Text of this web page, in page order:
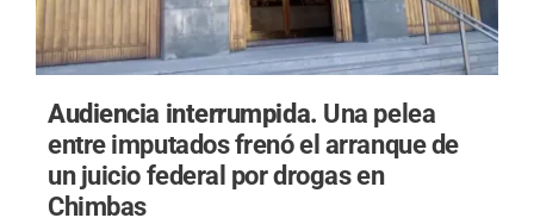
Audiencia interrumpida. Una pelea
entre imputados frenó el arranque de
un juicio federal por drogas en
Chimbas